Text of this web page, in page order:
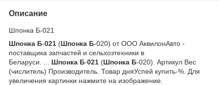
Описание
Шпонка Б-021
Шпонка Б-021 (Шпонка Б-020) от ООО АквилонАвто -
поставщика запчастей и сельхозтехники в
Беларуси. ... Шпонка Б-021 (Шпонка Б-020). Артикул Вес
(числитель) Производитель. Товар дняУспей купить-%. Для
увеличения картинки нажмите на изображение.